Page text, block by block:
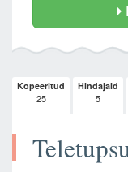
Kopeeritud
25
Hindajaid
5